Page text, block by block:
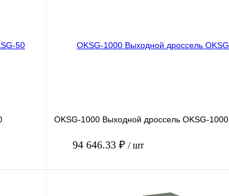
OKSG-1000 Выходной дроссель OKSG-1000
94 646.33 ₽ / шт